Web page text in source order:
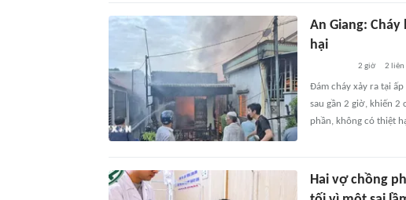
An Giang:
hại
2 giờ 2
Đám cháy xảy ra tại
sau gần 2 giờ, khiến 2
phần, không có thiệt
Hai vợ chồng